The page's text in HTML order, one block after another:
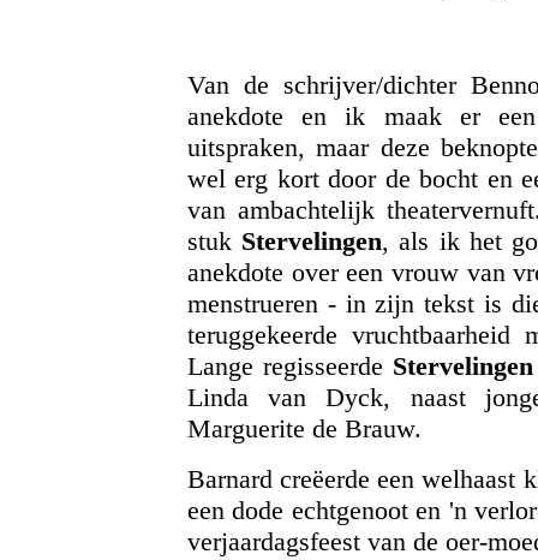
Van de schrijver/dichter
anekdote en ik maak er
uitspraken, maar deze
wel erg kort door de bocht en
van ambachtelijk
stuk Stervelingen, als ik het
anekdote over een vrouw van
menstrueren - in zijn tekst is
teruggekeerde vruchtbaarheid
Lange regisseerde Stervelingen
Linda van Dyck, naast
Marguerite de Brauw.
Barnard creëerde een welhaast
een dode echtgenoot en 'n
verjaardagsfeest van de oer-